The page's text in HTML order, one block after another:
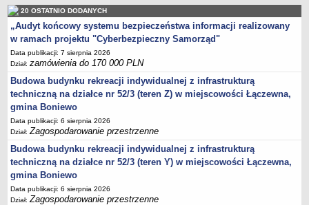
terenów Gminy Boniewo
System Informacji Przestrzennej e-mapa
petycje
ponowne wykorzystywanie
pomoc prawna
Punkt potwierdzania profilu zaufanego
Infromacje w zakresie preferencyjnego paliwa stałego
ocena jakości wody
WŁADZE I STRUKTURA
Rada gminy
Urząd gminy
20 OSTATNIO DODANYCH
„Audyt końcowy systemu bezpieczeństwa informacji realizowany
w ramach projektu "Cyberbezpieczny Samorząd"
Data publikacji: 7 sierpnia 2026
Dział:zamówienia do 170 000 PLN
Budowa budynku rekreacji indywidualnej z infrastrukturą
techniczną na działce nr 52/3 (teren Z) w miejscowości Łączewna,
gmina Boniewo
Data publikacji: 6 sierpnia 2026
Dział:Zagospodarowanie przestrzenne
Budowa budynku rekreacji indywidualnej z infrastrukturą
techniczną na działce nr 52/3 (teren Y) w miejscowości Łączewna,
gmina Boniewo
Data publikacji: 6 sierpnia 2026
Dział:Zagospodarowanie przestrzenne